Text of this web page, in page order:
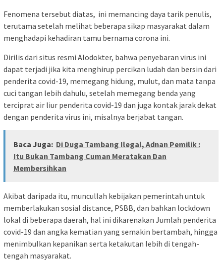
Fenomena tersebut diatas, ini memancing daya tarik penulis,
terutama setelah melihat beberapa sikap masyarakat dalam
menghadapi kehadiran tamu bernama corona ini.
Dirilis dari situs resmi Alodokter, bahwa penyebaran virus ini
dapat terjadi jika kita menghirup percikan ludah dan bersin dari
penderita covid-19, memegang hidung, mulut, dan mata tanpa
cuci tangan lebih dahulu, setelah memegang benda yang
terciprat air liur penderita covid-19 dan juga kontak jarak dekat
dengan penderita virus ini, misalnya berjabat tangan.
Baca Juga: Di Duga Tambang Ilegal, Adnan Pemilik :
Itu Bukan Tambang Cuman Meratakan Dan
Membersihkan
Akibat daripada itu, muncullah kebijakan pemerintah untuk
memberlakukan sosial distance, PSBB, dan bahkan lockdown
lokal di beberapa daerah, hal ini dikarenakan Jumlah penderita
covid-19 dan angka kematian yang semakin bertambah, hingga
menimbulkan kepanikan serta ketakutan lebih di tengah-
tengah masyarakat.